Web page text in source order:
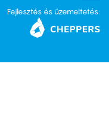
Fejlesztés és üzemeltetés: